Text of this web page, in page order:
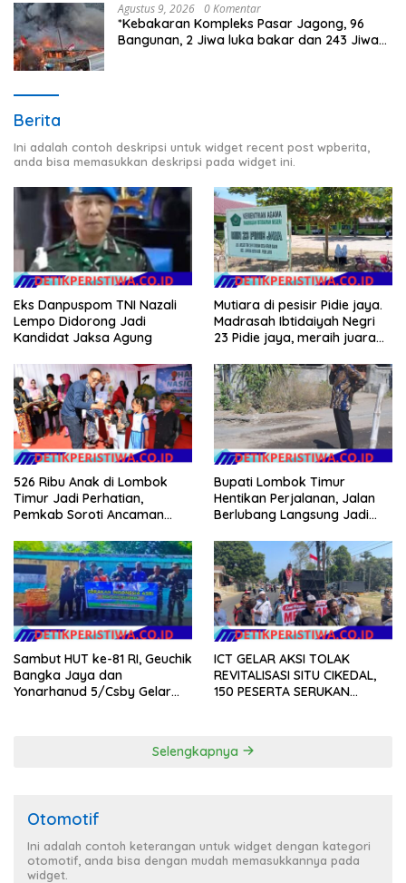
Agustus 9, 2026 0 Komentar
*Kebakaran Kompleks Pasar Jagong, 96
Bangunan, 2 Jiwa luka bakar dan 243 Jiwa
Berita
Ini adalah contoh deskripsi untuk widget recent post wpberita,
anda bisa memasukkan deskripsi pada widget ini.
Eks Danpuspom TNI Nazali
Lempo Didorong Jadi
Kandidat Jaksa Agung
Mutiara di pesisir Pidie jaya.
Madrasah Ibtidaiyah Negri
23 Pidie jaya, meraih juara
526 Ribu Anak di Lombok
Timur Jadi Perhatian,
Pemkab Soroti Ancaman
Pernikahan Dini
Bupati Lombok Timur
Hentikan Perjalanan, Jalan
Berlubang Langsung Jadi
Sambut HUT ke-81 RI, Geuchik
Bangka Jaya dan
Yonarhanud 5/Csby Gelar
ICT GELAR AKSI TOLAK
REVITALISASI SITU CIKEDAL,
150 PESERTA SERUKAN
Selengkapnya
Otomotif
Ini adalah contoh keterangan untuk widget dengan kategori
otomotif, anda bisa dengan mudah memasukkannya pada
widget.